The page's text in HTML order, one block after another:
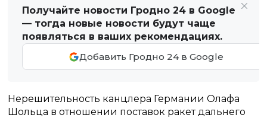
Получайте новости Гродно 24 в Google
— тогда новые новости будут чаще
появляться в ваших рекомендациях.
Добавить Гродно 24 в Google
Нерешительность канцлера Германии Олафа
Шольца в отношении поставок ракет дальнего